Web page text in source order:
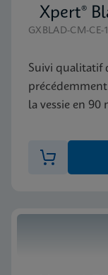
Xpert®
GXBLAD-CM-CE-
Suivi qualitatif
la vessie en 90